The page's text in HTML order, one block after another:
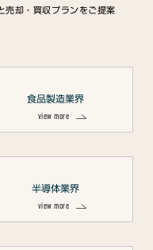
売却・買収プランをご提案
食品製造業界
view more
半導体業界
view more